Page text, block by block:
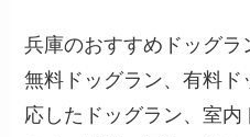
兵庫のおすすめドッグラ
無料ドッグラン、有料
応したドッグラン、室内